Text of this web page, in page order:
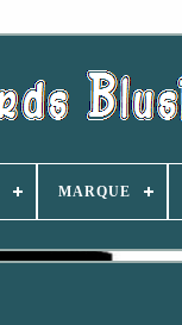
MARQUE